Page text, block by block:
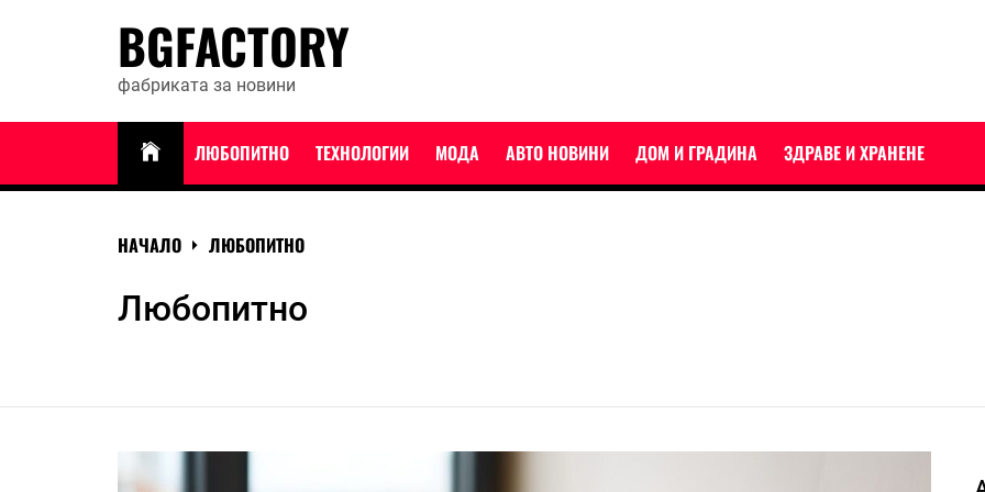
BGFACTORY
фабриката за новини
ЛЮБОПИТНО ТЕХНОЛОГИИ МОДА АВТО НОВИНИ ДОМ И ГРАДИНА ЗДРАВЕ И ХРАНЕНЕ
НАЧАЛО ЛЮБОПИТНО
Любопитно